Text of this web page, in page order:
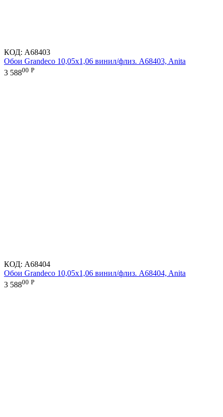
КОД: A68403
Обои Grandeco 10,05х1,06 винил/флиз. A68403, Anita
3 58800 Р
КОД: A68404
Обои Grandeco 10,05х1,06 винил/флиз. A68404, Anita
3 58800 Р